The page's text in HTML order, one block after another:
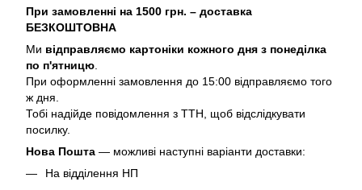
При замовленні на 1500 грн. – доставка
БЕЗКОШТОВНА
Ми відправляємо картоніки кожного дня з понеділка
по п'ятницю
При оформленні замовлення до 15:00 відправляємо того
ж дня.
Тобі надійде повідомлення з ТТН, щоб відслідкувати
посилку.
Нова Пошта — можливі наступні варіанти доставки:
На відділення НП